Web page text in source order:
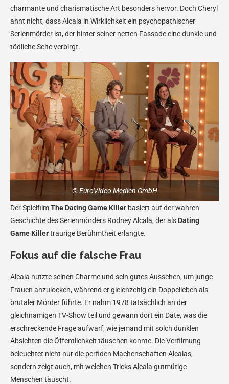
charmante und charismatische Art besonders hervor. Doch Cheryl
ahnt nicht, dass Alcala in Wirklichkeit ein psychopathischer
Serienmörder ist, der hinter seiner netten Fassade eine dunkle und
tödliche Seite verbirgt.
© EuroVideo Medien GmbH
Der SpielfilmThe Dating Game Killer basiert auf der wahren
Geschichte des Serienmörders Rodney Alcala, der als Dating
Game Killertraurige Berühmtheit erlangte.
Fokus auf die falsche Frau
Alcala nutzte seinen Charme und sein gutes Aussehen, um junge
Frauen anzulocken, während er gleichzeitig ein Doppelleben als
brutaler Mörder führte. Er nahm 1978 tatsächlich an der
gleichnamigen TV-Show teil und gewann dort ein Date, was die
erschreckende Frage aufwarf, wie jemand mit solch dunklen
Absichten die Öffentlichkeit täuschen konnte. Die Verfilmung
beleuchtet nicht nur die perfiden Machenschaften Alcalas,
sondern zeigt auch, mit welchen Tricks Alcala gutmütige
Menschen täuscht.